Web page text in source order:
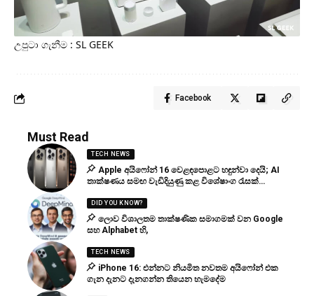
උපුටා ගැනීම : SL GEEK
Facebook
Must Read
TECH NEWS
Apple අයිෆෝන් 16 වෙළඳපොළට හඳුන්වා දෙයි; AI
තාක්ෂණය සමඟ වැඩිදියුණු කළ විශේෂාංග රැසක්…
DID YOU KNOW?
ලොව විශාලතම තාක්ෂණික සමාගමක් වන Google
සහ Alphabet හි,
TECH NEWS
iPhone 16: එන්නට නියමිත නවතම අයිෆෝන් එක
ගැන දැනට දැනගන්න තියෙන හැමදේම